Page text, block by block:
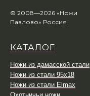
© 2008—2026 «Ножи
Павлово» Россия
КАТАЛОГ
Ножи из дамасской стали
Ножи из стали 95х18
Ножи из стали Elmax